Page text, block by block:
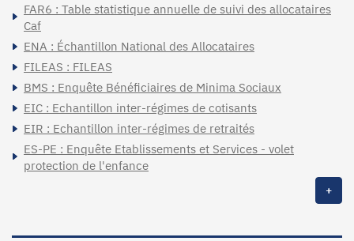
FAR6 : Table statistique annuelle de suivi des allocataires
Caf
ENA : Échantillon National des Allocataires
FILEAS : FILEAS
BMS : Enquête Bénéficiaires de Minima Sociaux
EIC : Echantillon inter-régimes de cotisants
EIR : Echantillon inter-régimes de retraités
ES-PE : Enquête Etablissements et Services - volet
protection de l'enfance
+